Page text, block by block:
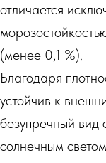
отличается
(менее 0,1 %).
Благодаря
устойчив к
безупречный вид
солнечным